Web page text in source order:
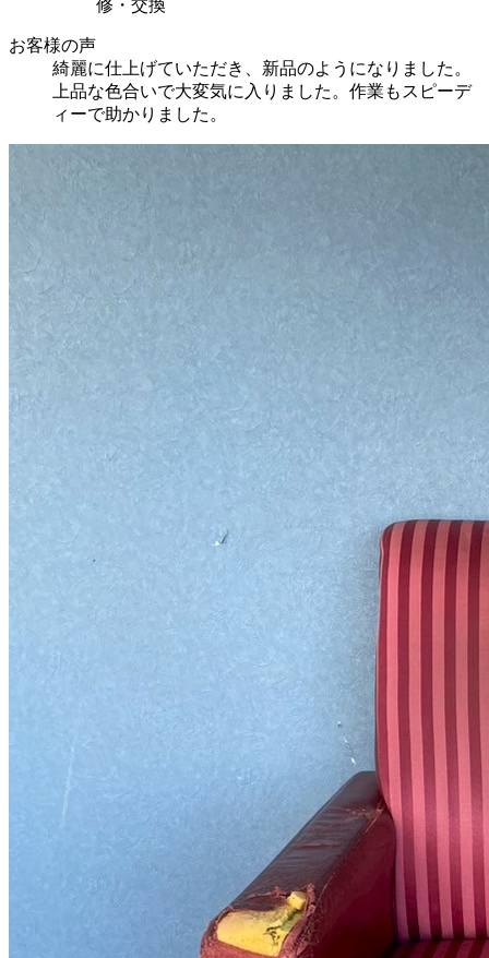
修・交換
お客様の声
綺麗に仕上げていただき、新品のようになりました。
上品な色合いで大変気に入りました。作業もスピーデ
ィーで助かりました。